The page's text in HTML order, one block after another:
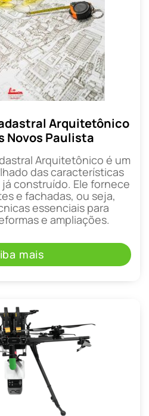
Arquitetônico
Novos Paulista
Arquitetônico é um
das características
construído. Ele fornece
e fachadas, ou seja,
essenciais para
e ampliações.
mais